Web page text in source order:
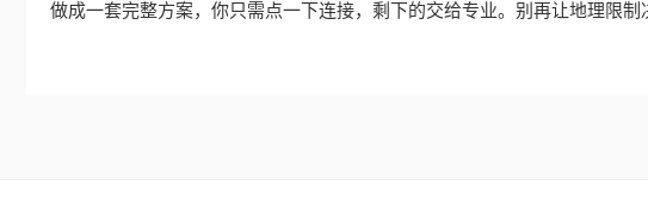
做成一套完整方案，你只需点一下连接，剩下的交给专业。别再让地理限制